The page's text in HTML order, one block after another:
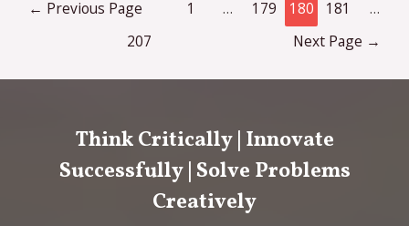
Online
Login
← Previous Page 1 … 179 180 181
…
207
Next Page →
Think Critically | Innovate
Successfully | Solve Problems
Creatively